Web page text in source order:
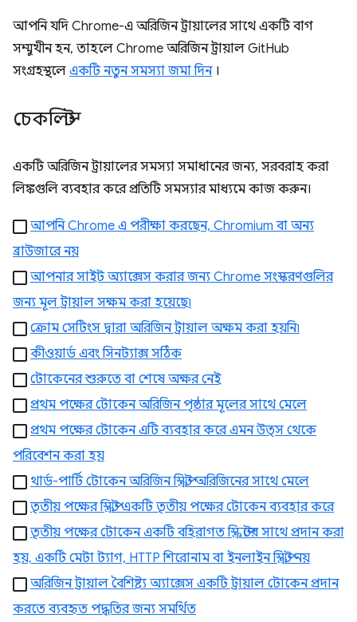
আপনি যদি Chrome-এ অরিজিন ট্রায়ালের সাথে একটি বাগ
সম্মুখীন হন, তাহলে Chrome অরিজিন ট্রায়াল GitHub
সংগ্রহস্থলে একটি নতুন সমস্যা জমা দিন।
চেকলিস্ট
একটি অরিজিন ট্রায়ালের সমস্যা সমাধানের জন্য, সরবরাহ করা
লিঙ্কগুলি ব্যবহার করে প্রতিটি সমস্যার মাধ্যমে কাজ করুন।
আপনি Chrome এ পরীক্ষা করছেন, Chromium বা অন্য
ব্রাউজারে নয়
আপনার সাইট অ্যাক্সেস করার জন্য Chrome সংস্করণগুলির
জন্য মূল ট্রায়াল সক্ষম করা হয়েছে৷
ক্রোম সেটিংস দ্বারা অরিজিন ট্রায়াল অক্ষম করা হয়নি৷
কীওয়ার্ড এবং সিনট্যাক্স সঠিক
টোকেনের শুরুতে বা শেষে অক্ষর নেই
প্রথম পক্ষের টোকেন অরিজিন পৃষ্ঠার মূলের সাথে মেলে
প্রথম পক্ষের টোকেন এটি ব্যবহার করে এমন উত্স থেকে
পরিবেশন করা হয়
থার্ড-পার্টি টোকেন অরিজিন স্ক্রিপ্ট অরিজিনের সাথে মেলে
তৃতীয় পক্ষের স্ক্রিপ্ট একটি তৃতীয় পক্ষের টোকেন ব্যবহার করে
তৃতীয় পক্ষের টোকেন একটি বহিরাগত স্ক্রিপ্টের সাথে প্রদান করা
হয়, একটি মেটা ট্যাগ, HTTP শিরোনাম বা ইনলাইন স্ক্রিপ্ট নয়
অরিজিন ট্রায়াল বৈশিষ্ট্য অ্যাক্সেস একটি ট্রায়াল টোকেন প্রদান
করতে ব্যবহৃত পদ্ধতির জন্য সমর্থিত